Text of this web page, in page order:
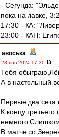
- Сегунда:
пока на лавке,
17:30 - КА:
23:00 - КАН:
авоська -
28 янв 2024 17:30
Тебя
А в настольный
Первые два сета
К концу
немного.Слишком
В матче со